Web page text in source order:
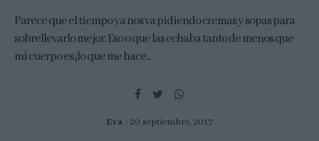
Parece que el tiempo ya nos va pidiendo cremas y sopas para
sobrellevarlo mejor. Eso o que las echaba tanto de menos que
mi cuerpo es ¡lo que me hace...
Eva 20 septiembre, 2017